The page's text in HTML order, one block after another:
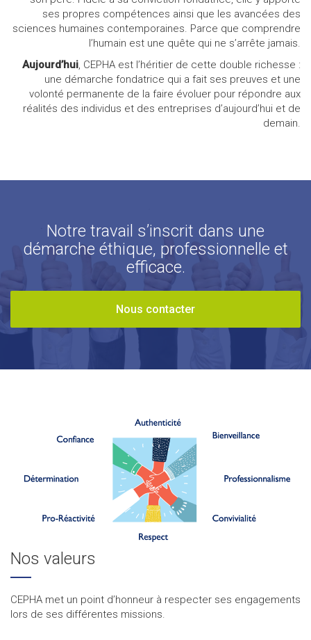
ses propres compétences ainsi que les avancées des
sciences humaines contemporaines. Parce que comprendre
l’humain est une quête qui ne s’arrête jamais.
Aujourd’hui, CEPHA est l’héritier de cette double richesse :
une démarche fondatrice qui a fait ses preuves et une
volonté permanente de la faire évoluer pour répondre aux
réalités des individus et des entreprises d’aujourd’hui et de
demain.
Notre travail s’inscrit dans une
démarche éthique, professionnelle et
efficace.
Nous contacter
Nos valeurs
CEPHA met un point d’honneur à respecter ses engagements
lors de ses différentes missions.